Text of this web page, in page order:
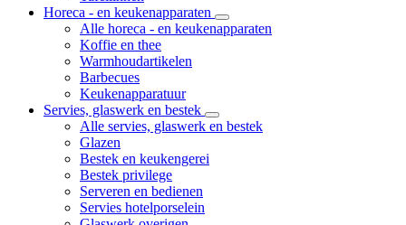
Horeca - en keukenapparaten
Alle horeca - en keukenapparaten
Koffie en thee
Warmhoudartikelen
Barbecues
Keukenapparatuur
Servies, glaswerk en bestek
Alle servies, glaswerk en bestek
Glazen
Bestek en keukengerei
Bestek privilege
Serveren en bedienen
Servies hotelporselein